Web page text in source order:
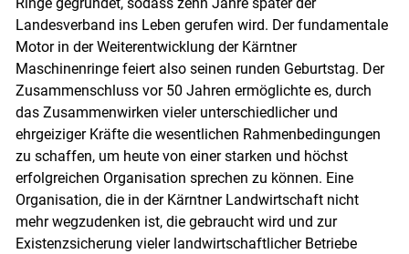
Landesverband ins Leben gerufen wird. Der fundamentale
Motor in der Weiterentwicklung der Kärntner
Maschinenringe feiert also seinen runden Geburtstag. Der
Zusammenschluss vor 50 Jahren ermöglichte es, durch
das Zusammenwirken vieler unterschiedlicher und
ehrgeiziger Kräfte die wesentlichen Rahmenbedingungen
zu schaffen, um heute von einer starken und höchst
erfolgreichen Organisation sprechen zu können. Eine
Organisation, die in der Kärntner Landwirtschaft nicht
mehr wegzudenken ist, die gebraucht wird und zur
Existenzsicherung vieler landwirtschaftlicher Betriebe